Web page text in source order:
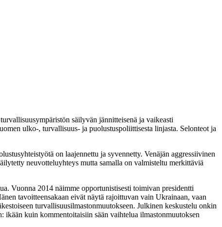
säilyvän jännitteisenä ja vaikeasti
ulko-, turvallisuus- ja puolustuspoliittisesta linjasta. Selonteot ja
on laajennettu ja syvennetty. Venäjän aggressiivinen
neuvotteluyhteys mutta samalla on valmisteltu merkittäviä
Vuonna 2014 näimme opportunistisesti toimivan presidentti
tavoitteensakaan eivät näytä rajoittuvan vain Ukrainaan, vaan
turvallisuusilmastonmuutokseen. Julkinen keskustelu onkin
kuin kommentoitaisiin sään vaihtelua ilmastonmuutoksen